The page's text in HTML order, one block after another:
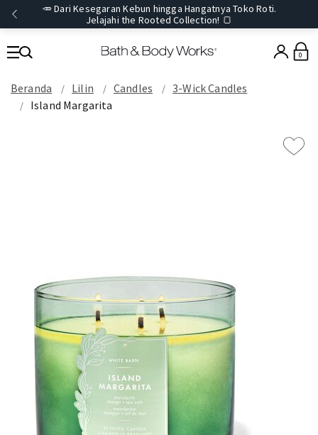
🥕 Dari Kesegaran Kebun hingga Hangatnya Toko Roti.
Jelajahi the Rooted Collection! 🍞
0
Beranda Lilin Candles
3-Wick Candles
Island Margarita